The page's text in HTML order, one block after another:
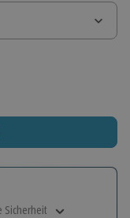
Sicherheit